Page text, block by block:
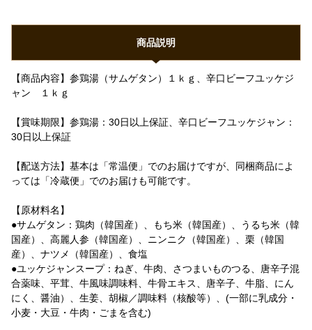
商品説明
【商品内容】参鶏湯（サムゲタン）１ｋｇ、辛口ビーフユッケジ
ャン １ｋｇ
【賞味期限】参鶏湯：30日以上保証、辛口ビーフユッケジャン：
30日以上保証
【配送方法】基本は「常温便」でのお届けですが、同梱商品によ
っては「冷蔵便」でのお届けも可能です。
【原材料名】
●サムゲタン：鶏肉（韓国産）、もち米（韓国産）、うるち米（韓
国産）、高麗人参（韓国産）、ニンニク（韓国産）、栗（韓国
産）、ナツメ（韓国産）、食塩
●ユッケジャンスープ：ねぎ、牛肉、さつまいものつる、唐辛子混
合薬味、平茸、牛風味調味料、牛骨エキス、唐辛子、牛脂、にん
にく、醤油）、生姜、胡椒／調味料（核酸等）、(一部に乳成分・
小麦・大豆・牛肉・ごまを含む)